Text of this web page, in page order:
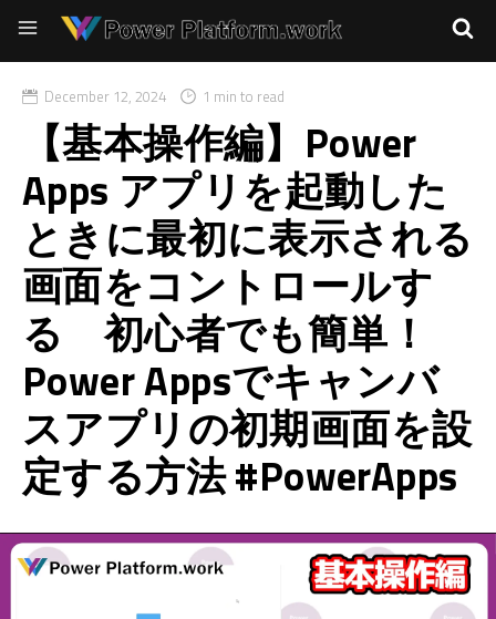
December 12, 2024 1 min to read
【基本操作編】Power
Apps アプリを起動した
ときに最初に表示される
画面をコントロールす
る 初心者でも簡単！
Power Appsでキャンバ
スアプリの初期画面を設
定する方法 #PowerApps